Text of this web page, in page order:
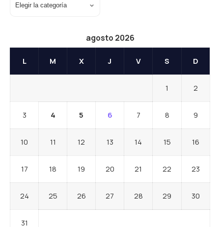
agosto 2026
L M X J V S D
1 2
3 4 5 6 7 8 9
10 11 12 13 14 15 16
17 18 19 20 21 22 23
24 25 26 27 28 29 30
31